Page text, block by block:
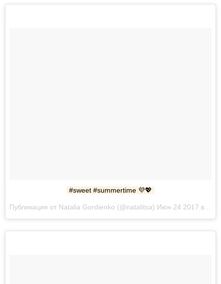
#sweet #summertime 💜💖
Публикация от Natalia Gordienko (@natalitsa) Июн 24 2017 в 9:21 PDT